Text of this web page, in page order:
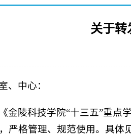
关于转
、中心：
金陵科技学院“十三五”重点
严格管理、规范使用。具体